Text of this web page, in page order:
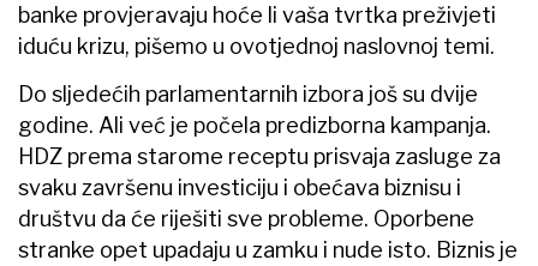
banke provjeravaju hoće li vaša tvrtka preživjeti
iduću krizu, pišemo u ovotjednoj naslovnoj temi.
Do sljedećih parlamentarnih izbora još su dvije
godine. Ali već je počela predizborna kampanja.
HDZ prema starome receptu prisvaja zasluge za
svaku završenu investiciju i obećava biznisu i
društvu da će riješiti sve probleme. Oporbene
stranke opet upadaju u zamku i nude isto. Biznis je